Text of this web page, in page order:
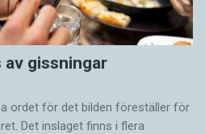
talar med munnen,
magen:
frambringar
vilka ord som
dock kunnat både
bilden. Sådan
bland andra
och språkvetaren
av gissningar
ordet för det bilden föreställer för
Det inslaget finns i flera